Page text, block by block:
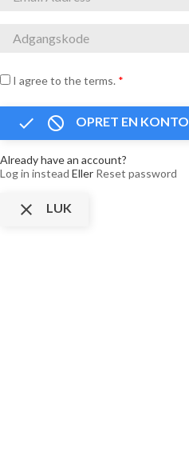
I agree to the terms. *
  OPRET EN KONTO
Already have an account?
Log in instead Eller Reset password
 LUK